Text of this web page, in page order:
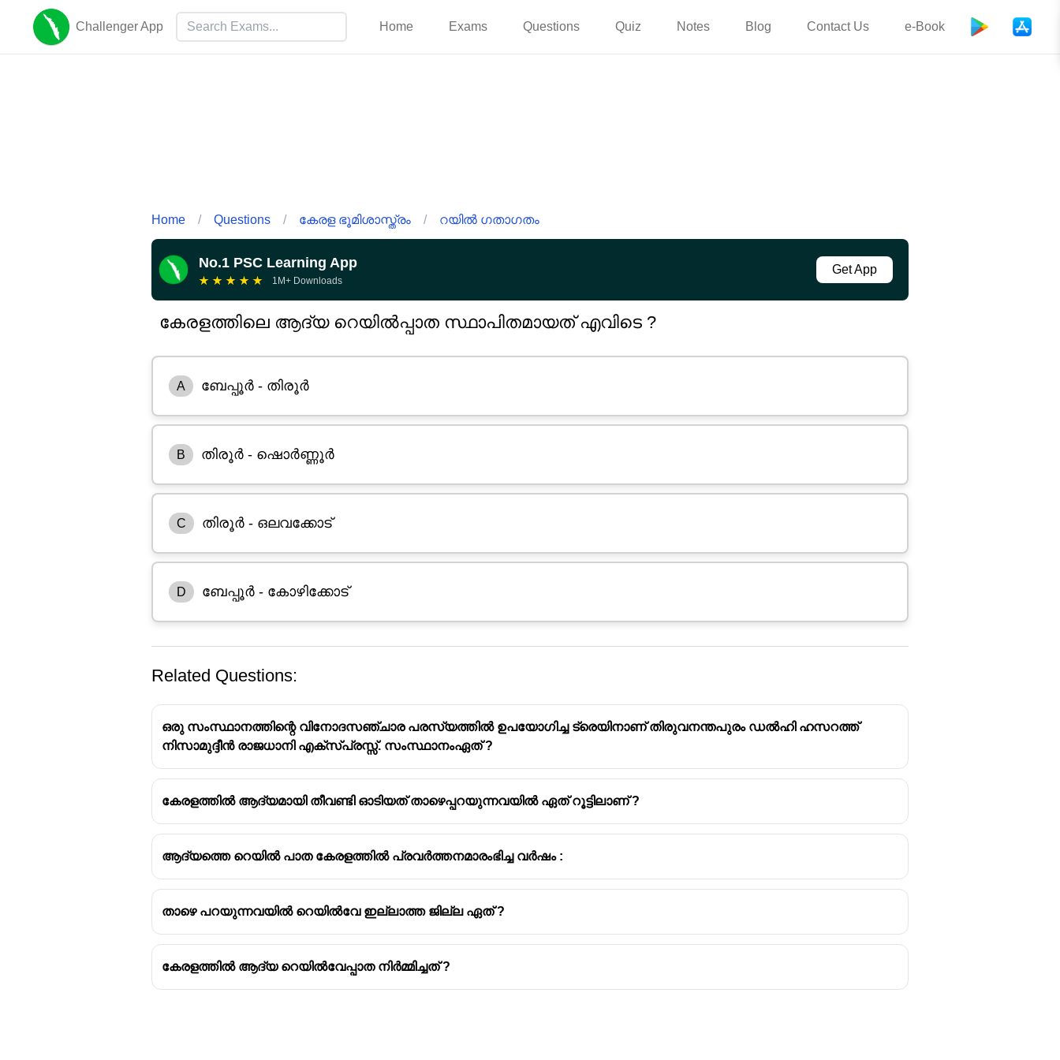
Challenger App Home Exams Questions Quiz Notes Blog Contact Us e-Book
Home / Questions / കേരള ഭൂമിശാസ്ത്രം / റയിൽ ഗതാഗതം
No.1 PSC Learning App
★ ★ ★ ★ ★ 1M+ Downloads
Get App
കേരളത്തിലെ ആദ്യ റെയിൽപ്പാത സ്ഥാപിതമായത് എവിടെ ?
A ബേപ്പൂർ - തിരൂർ
B തിരൂർ - ഷൊർണ്ണൂർ
C തിരൂർ - ഒലവക്കോട്
D ബേപ്പൂർ - കോഴിക്കോട്
Related Questions:
ഒരു സംസ്ഥാനത്തിന്റെ വിനോദസഞ്ചാര പരസ്യത്തിൽ ഉപയോഗിച്ച ട്രെയിനാണ് തിരുവനന്തപുരം ഡൽഹി ഹസറത്ത്
നിസാമുദ്ദീൻ രാജധാനി എക്സ്പ്രസ്സ്. സംസ്ഥാനംഏത് ?
കേരളത്തിൽ ആദ്യമായി തീവണ്ടി ഓടിയത് താഴെപ്പറയുന്നവയിൽ ഏത് റൂട്ടിലാണ് ?
ആദ്യത്തെ റെയിൽ പാത കേരളത്തിൽ പ്രവർത്തനമാരംഭിച്ച വർഷം :
താഴെ പറയുന്നവയിൽ റെയിൽവേ ഇല്ലാത്ത ജില്ല ഏത് ?
കേരളത്തിൽ ആദ്യ റെയിൽവേപ്പാത നിർമ്മിച്ചത് ?